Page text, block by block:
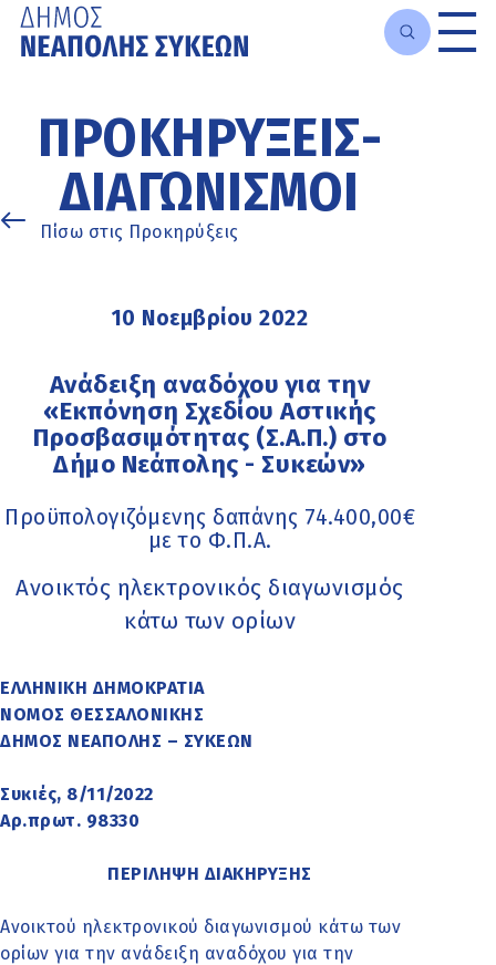
κυρίως
περιεχόμενο
ΠΡΟΚΗΡΎΞΕΙΣ-
ΔΙΑΓΩΝΙΣΜΟΊ
Πίσω στις Προκηρύξεις
10 Νοεμβρίου 2022
Ανάδειξη αναδόχου για την
«Εκπόνηση Σχεδίου Αστικής
Προσβασιμότητας (Σ.Α.Π.) στο
Δήμο Νεάπολης - Συκεών»
Προϋπολογιζόμενης δαπάνης 74.400,00€
με το Φ.Π.Α.
Ανοικτός ηλεκτρονικός διαγωνισμός
κάτω των ορίων
ΕΛΛΗΝΙΚΗ ΔΗΜΟΚΡΑΤΙΑ
ΝΟΜΟΣ ΘΕΣΣΑΛΟΝΙΚΗΣ
ΔΗΜΟΣ ΝΕΑΠΟΛΗΣ – ΣΥΚΕΩΝ
Συκιές, 8/11/2022
Αρ.πρωτ. 98330
ΠΕΡΙΛΗΨΗ ΔΙΑΚΗΡΥΞΗΣ
Ανοικτού ηλεκτρονικού διαγωνισμού κάτω των
ορίων για την ανάδειξη αναδόχου για την